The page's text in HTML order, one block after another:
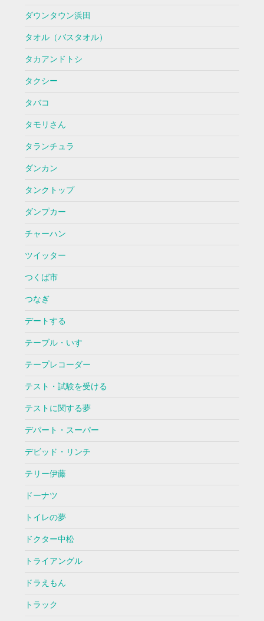
ダウンタウン浜田
タオル（バスタオル）
タカアンドトシ
タクシー
タバコ
タモリさん
タランチュラ
ダンカン
タンクトップ
ダンプカー
チャーハン
ツイッター
つくば市
つなぎ
デートする
テーブル・いす
テープレコーダー
テスト・試験を受ける
テストに関する夢
デパート・スーパー
デビッド・リンチ
テリー伊藤
ドーナツ
トイレの夢
ドクター中松
トライアングル
ドラえもん
トラック